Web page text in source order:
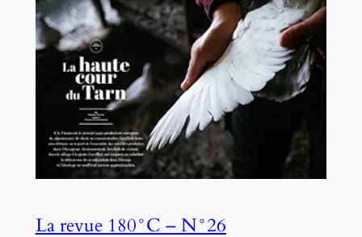
La revue 180°C – N°26